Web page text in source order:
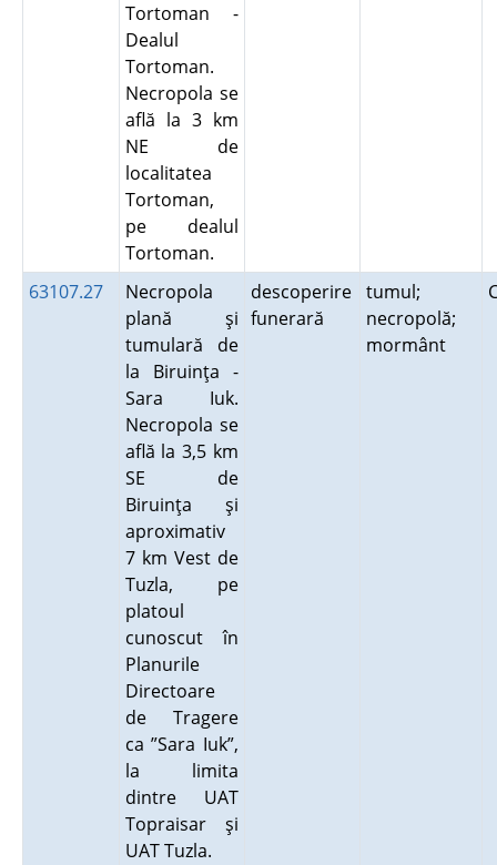
Tortoman -
Dealul
Tortoman.
Necropola se
află la 3 km
NE de
localitatea
Tortoman,
pe dealul
Tortoman.
63107.27
Necropola
plană şi
tumulară de
la Biruinţa -
Sara Iuk.
Necropola se
află la 3,5 km
SE de
Biruinţa şi
aproximativ
7 km Vest de
Tuzla, pe
platoul
cunoscut în
Planurile
Directoare
de Tragere
ca ”Sara Iuk”,
la limita
dintre UAT
Topraisar şi
UAT Tuzla.
descoperire
funerară
tumul;
necropolă;
mormânt